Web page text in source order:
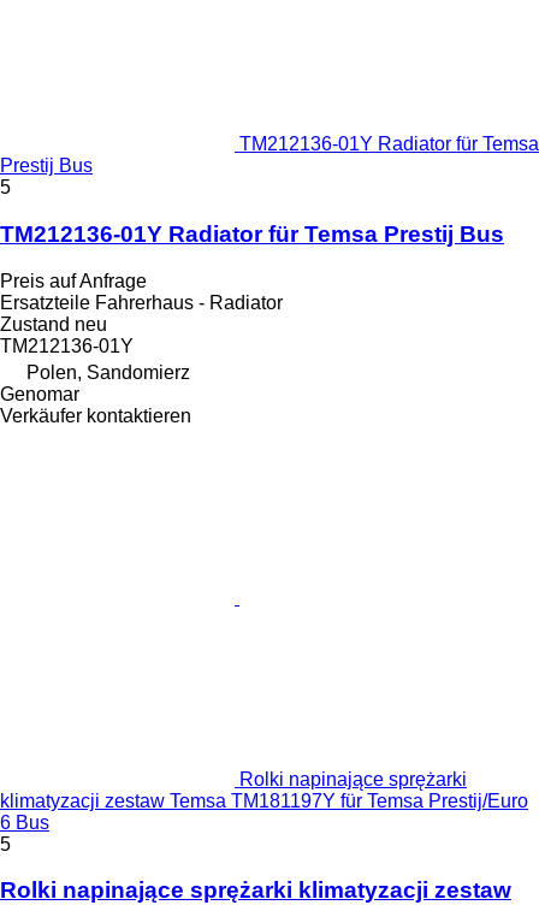
TM212136-01Y Radiator für Temsa
Prestij Bus
5
TM212136-01Y Radiator für Temsa Prestij Bus
Preis auf Anfrage
Ersatzteile Fahrerhaus - Radiator
Zustand neu
TM212136-01Y
Polen, Sandomierz
Genomar
Verkäufer kontaktieren
Rolki napinające sprężarki
klimatyzacji zestaw Temsa TM181197Y für Temsa Prestij/Euro
6 Bus
5
Rolki napinające sprężarki klimatyzacji zestaw